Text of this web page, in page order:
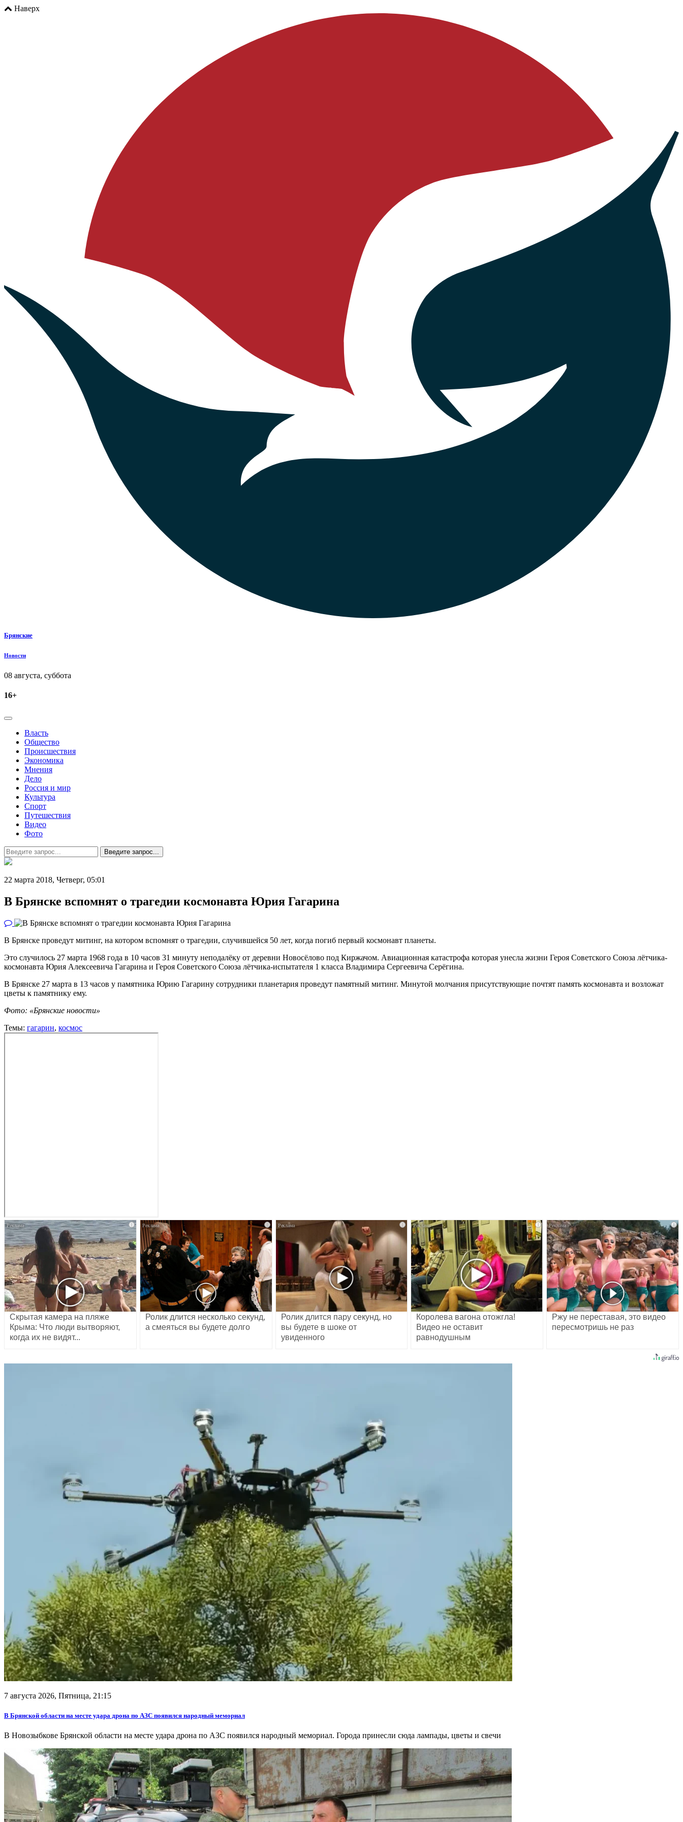
Наверх
Брянские
Новости
08 августа, суббота
16+
Власть
Общество
Происшествия
Экономика
Мнения
Дело
Россия и мир
Культура
Спорт
Путешествия
Видео
Фото
22 марта 2018, Четверг, 05:01
В Брянске вспомнят о трагедии космонавта Юрия Гагарина
В Брянске проведут митинг, на котором вспомнят о трагедии, случившейся 50 лет, когда погиб первый космонавт планеты.
Это случилось 27 марта 1968 года в 10 часов 31 минуту неподалёку от деревни Новосёлово под Киржачом. Авиационная катастрофа которая унесла жизни Героя Советского Союза лётчика-
космонавта Юрия Алексеевича Гагарина и Героя Советского Союза лётчика-испытателя 1 класса Владимира Сергеевича Серёгина.
В Брянске 27 марта в 13 часов у памятника Юрию Гагарину сотрудники планетария проведут памятный митинг. Минутой молчания присутствующие почтят память космонавта и возложат
цветы к памятнику ему.
Фото: «Брянские новости»
Темы: гагарин, космос
i
Скрытая камера на пляже
Крыма: Что люди вытворяют,
когда их не видят...
i
Ролик длится несколько секунд,
а смеяться вы будете долго
i
Ролик длится пару секунд, но
вы будете в шоке от
увиденного
i
Королева вагона отожгла!
Видео не оставит
равнодушным
i
Ржу не переставая, это видео
пересмотришь не раз
7 августа 2026, Пятница, 21:15
В Брянской области на месте удара дрона по АЗС появился народный мемориал
В Новозыбкове Брянской области на месте удара дрона по АЗС появился народный мемориал. Города принесли сюда лампады, цветы и свечи